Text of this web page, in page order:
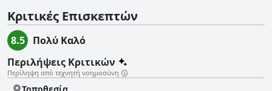
Κριτικές Επισκεπτών
8.5
Πολύ Καλό
Περιλήψεις Κριτικών
Περίληψη από τεχνητή νοημοσύνη